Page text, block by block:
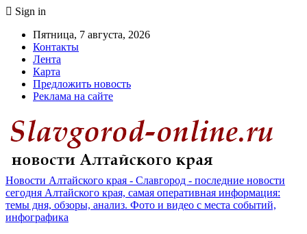
Sign in
Пятница, 7 августа, 2026
Контакты
Лента
Карта
Предложить новость
Реклама на сайте
Новости Алтайского края - Славгород - последние новости
сегодня Алтайского края, самая оперативная информация:
темы дня, обзоры, анализ. Фото и видео с места событий,
инфографика